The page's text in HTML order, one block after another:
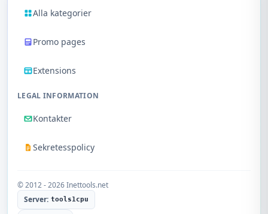
Alla kategorier
Promo pages
Extensions
LEGAL INFORMATION
Kontakter
Sekretesspolicy
© 2012 - 2026 Inettools.net
Server: tools1cpu